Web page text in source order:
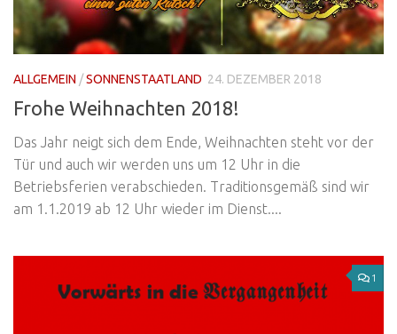
ALLGEMEIN /SONNENSTAATLAND 24. DEZEMBER 2018
Frohe Weihnachten 2018!
Das Jahr neigt sich dem Ende, Weihnachten steht vor der
Tür und auch wir werden uns um 12 Uhr in die
Betriebsferien verabschieden. Traditionsgemäß sind wir
am 1.1.2019 ab 12 Uhr wieder im Dienst....
1